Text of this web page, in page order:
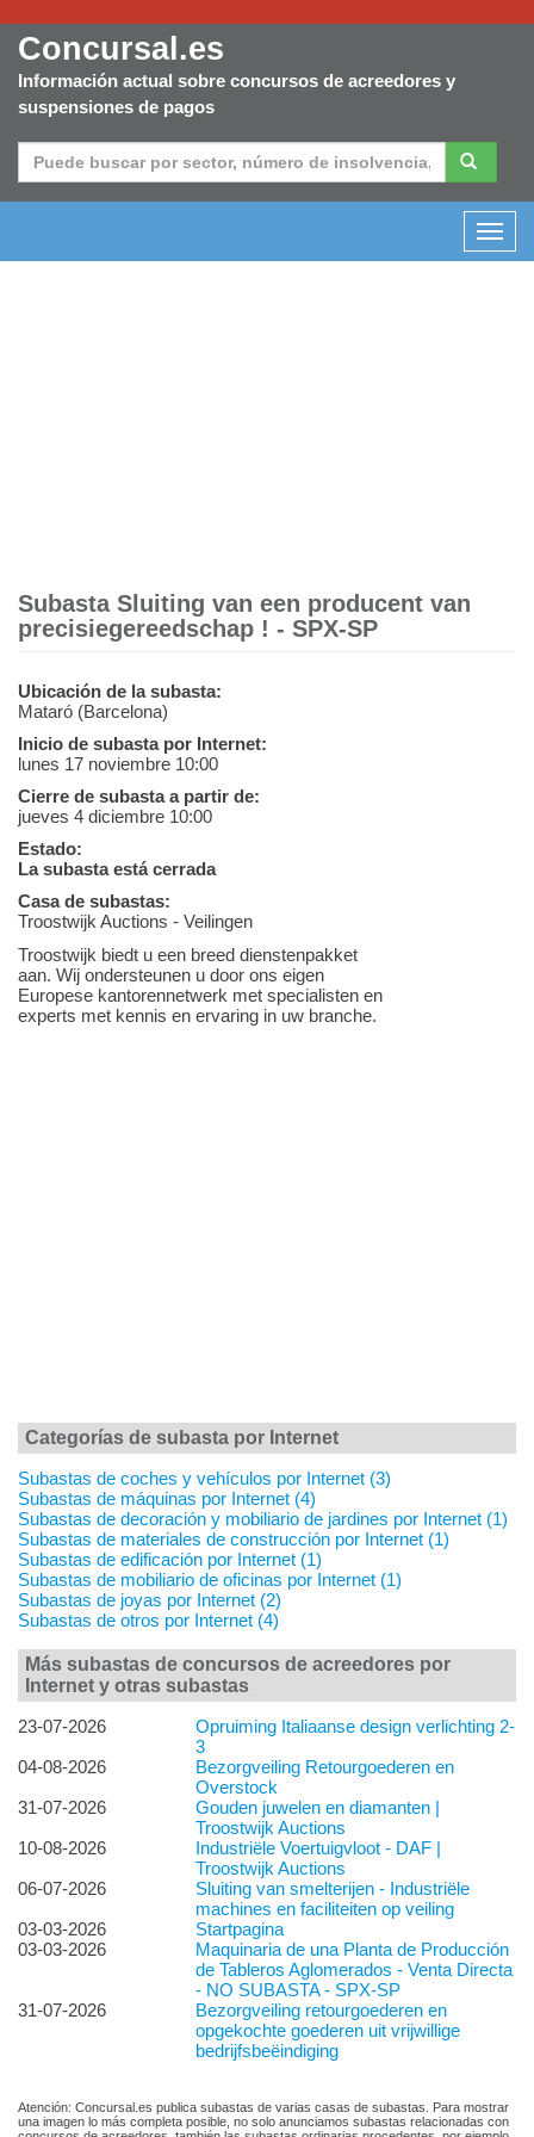
Concursal.es
Información actual sobre concursos de acreedores y
suspensiones de pagos
Subasta Sluiting van een producent van
precisiegereedschap ! - SPX-SP
Ubicación de la subasta:
Mataró (Barcelona)
Inicio de subasta por Internet:
lunes 17 noviembre 10:00
Cierre de subasta a partir de:
jueves 4 diciembre 10:00
Estado:
La subasta está cerrada
Casa de subastas:
Troostwijk Auctions - Veilingen
Troostwijk biedt u een breed dienstenpakket
aan. Wij ondersteunen u door ons eigen
Europese kantorennetwerk met specialisten en
experts met kennis en ervaring in uw branche.
Categorías de subasta por Internet
Subastas de coches y vehículos por Internet (3)
Subastas de máquinas por Internet (4)
Subastas de decoración y mobiliario de jardines por Internet (1)
Subastas de materiales de construcción por Internet (1)
Subastas de edificación por Internet (1)
Subastas de mobiliario de oficinas por Internet (1)
Subastas de joyas por Internet (2)
Subastas de otros por Internet (4)
Más subastas de concursos de acreedores por
Internet y otras subastas
23-07-2026
Opruiming Italiaanse design verlichting 2-
3
04-08-2026
Bezorgveiling Retourgoederen en
Overstock
31-07-2026
Gouden juwelen en diamanten |
Troostwijk Auctions
10-08-2026
Industriële Voertuigvloot - DAF |
Troostwijk Auctions
06-07-2026
Sluiting van smelterijen - Industriële
machines en faciliteiten op veiling
03-03-2026
Startpagina
03-03-2026
Maquinaria de una Planta de Producción
de Tableros Aglomerados - Venta Directa
- NO SUBASTA - SPX-SP
31-07-2026
Bezorgveiling retourgoederen en
opgekochte goederen uit vrijwillige
bedrijfsbeëindiging
Atención: Concursal.es publica subastas de varias casas de subastas. Para mostrar
una imagen lo más completa posible, no solo anunciamos subastas relacionadas con